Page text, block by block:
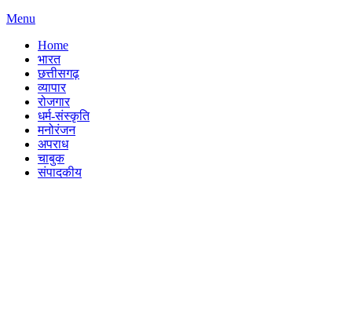
Menu
Home
भारत
छत्तीसगढ़
व्यापार
रोजगार
धर्म-संस्कृति
मनोरंजन
अपराध
चाबुक
संपादकीय